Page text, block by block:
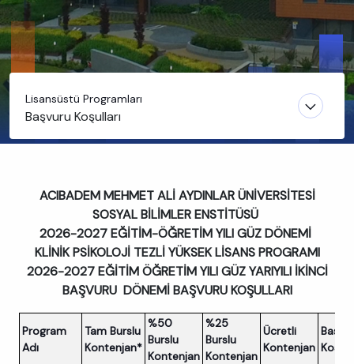
Lisansüstü Programları
Başvuru Koşulları
ACIBADEM MEHMET ALİ AYDINLAR ÜNİVERSİTESİ
SOSYAL BİLİMLER ENSTİTÜSÜ
2026-2027 EĞİTİM-ÖĞRETİM YILI GÜZ DÖNEMİ
KLİNİK PSİKOLOJİ TEZLİ YÜKSEK LİSANS PROGRAMI
2026-2027 EĞİTİM ÖĞRETİM YILI GÜZ YARIYILI İKİNCİ
BAŞVURU DÖNEMİ BAŞVURU KOŞULLARI
Program
Adı
Tam Burslu
Kontenjan*
%50
Burslu
Kontenjan
%25
Burslu
Kontenjan
Ücretli
Kontenjan